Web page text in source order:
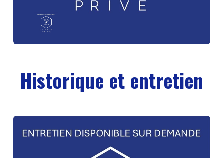
Historique et entretien